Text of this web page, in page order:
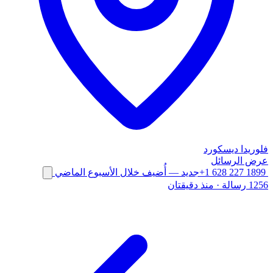
فلوريدا ديسكورد
عرض الرسائل
+1 628 227 1899جديد — أُضيف خلال الأسبوع الماضي
1256 رسالة
· منذ دقيقتان